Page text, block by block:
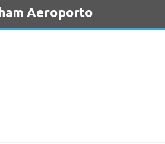
Aeroporto